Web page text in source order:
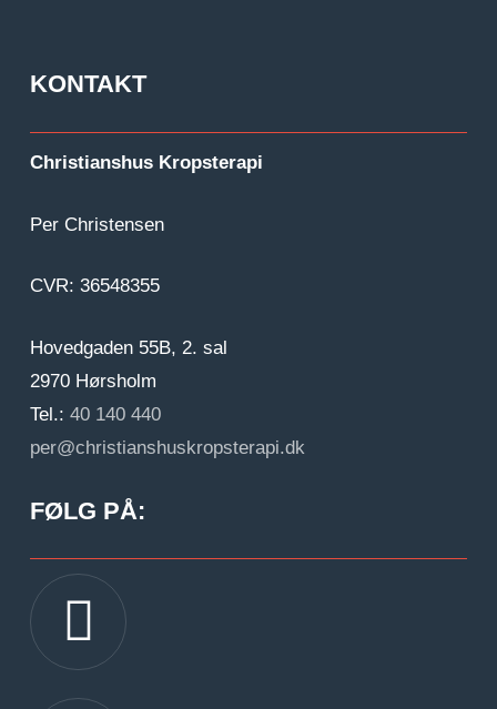
KONTAKT
Christianshus Kropsterapi
Per Christensen
CVR: 36548355
Hovedgaden 55B, 2. sal
2970 Hørsholm
Tel.: 40 140 440
per@christianshuskropsterapi.dk
FØLG PÅ:
Gå til facebook
Gå til instagram